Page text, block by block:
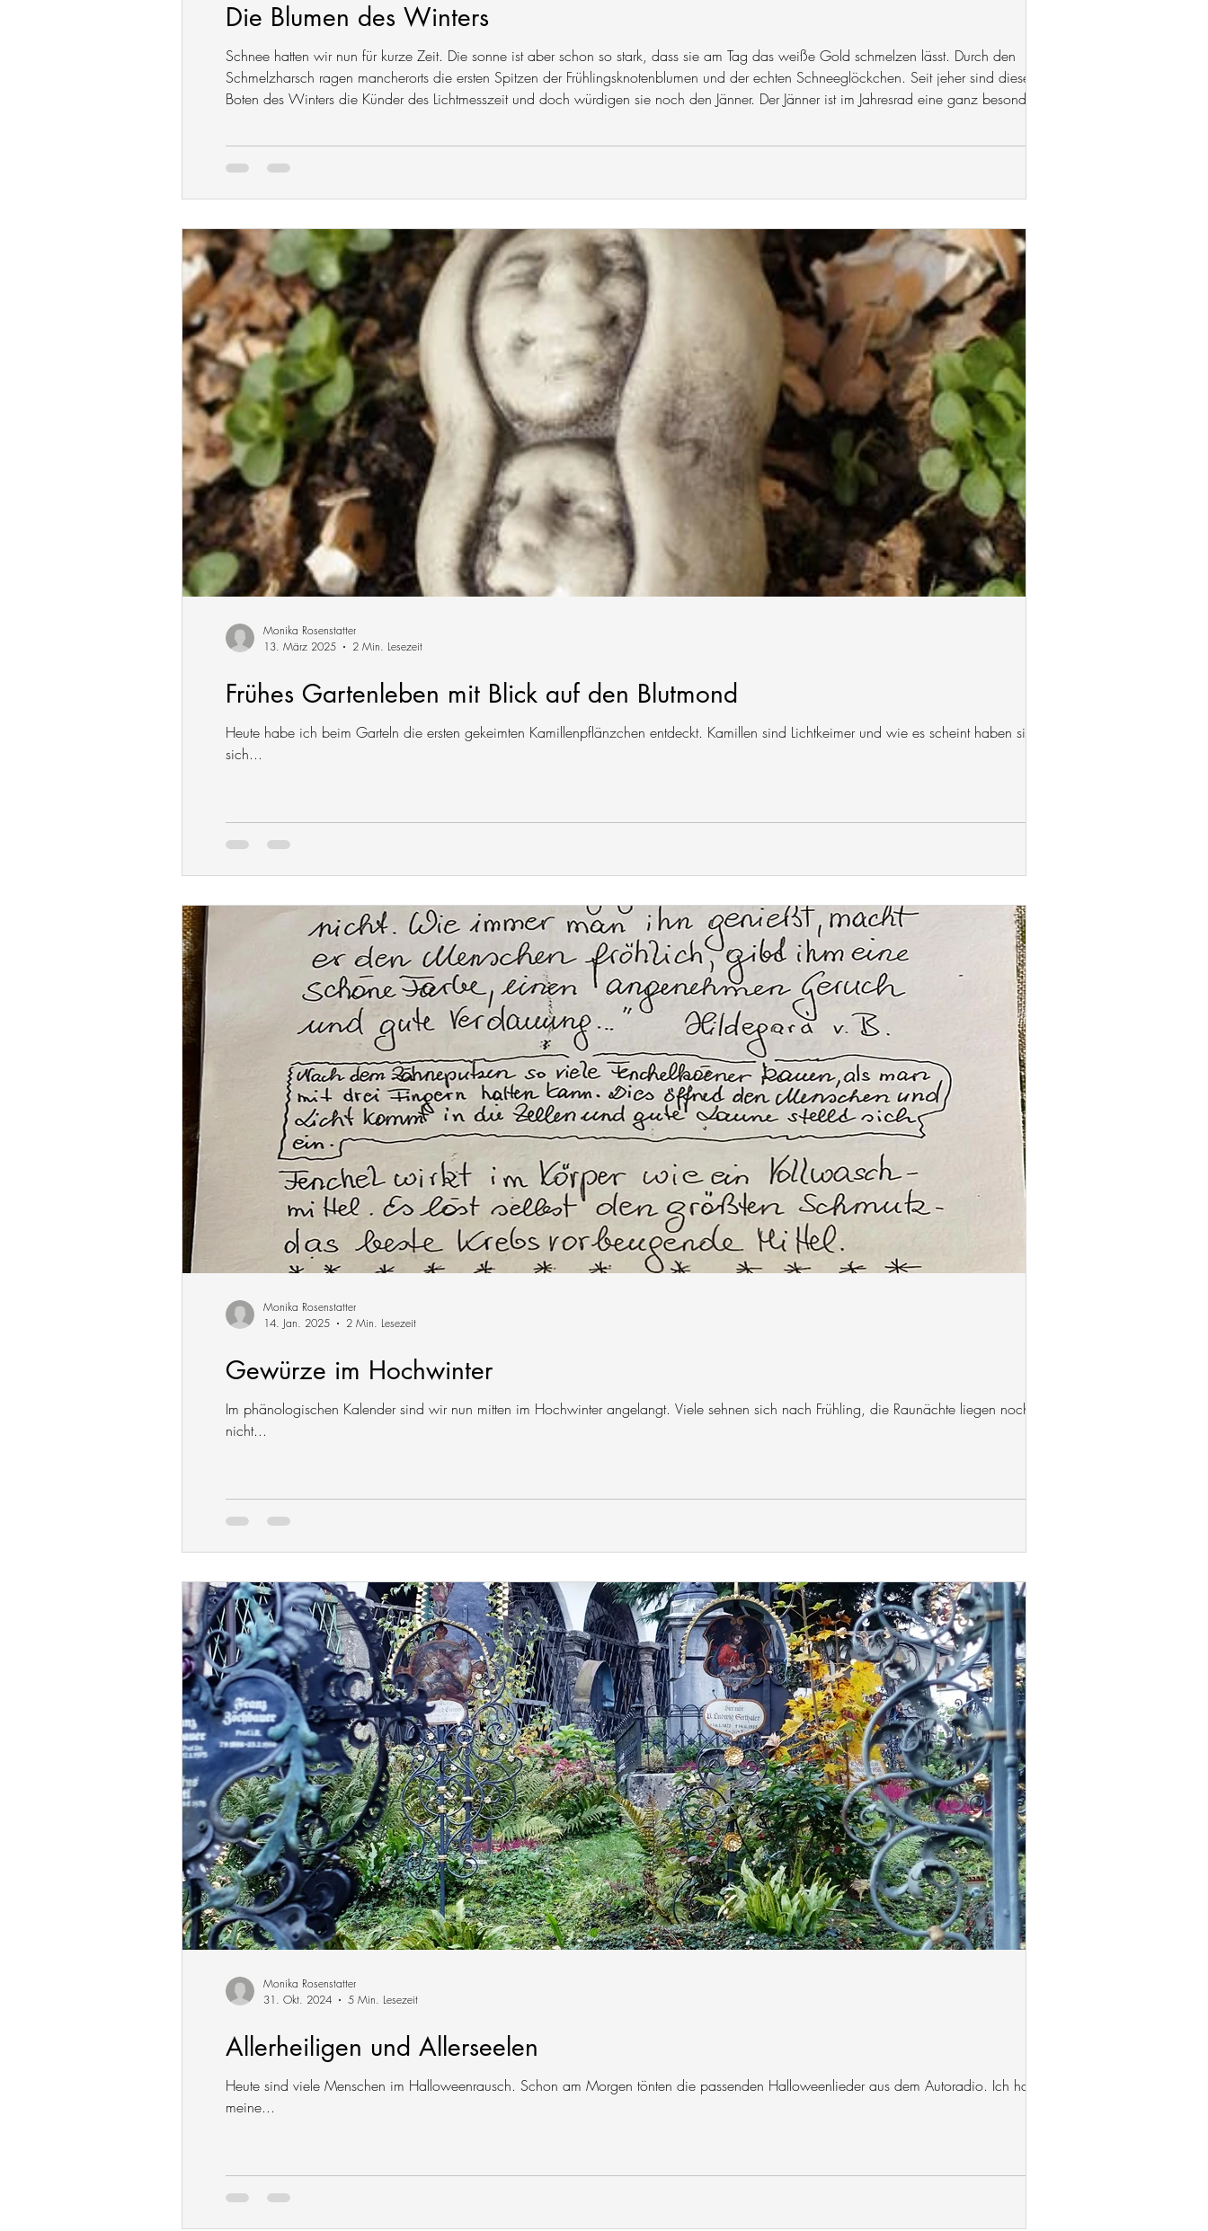
Die Blumen des Winters
Schnee hatten wir nun für kurze Zeit. Die sonne ist aber schon so stark, dass sie am Tag das weiße Gold schmelzen lässt. Durch den
Schmelzharsch ragen mancherorts die ersten Spitzen der Frühlingsknotenblumen und der echten Schneeglöckchen. Seit jeher sind diese zwei
Boten des Winters die Künder des Lichtmesszeit und doch würdigen sie noch den Jänner. Der Jänner ist im Jahresrad eine ganz besondere
Frühes Gartenleben mit Blick auf den Blutmond
Heute habe ich beim Garteln die ersten gekeimten Kamillenpflänzchen entdeckt. Kamillen sind Lichtkeimer und wie es scheint haben sie
sich...
Monika Rosenstatter
13. März 2025
2 Min. Lesezeit
Gewürze im Hochwinter
Im phänologischen Kalender sind wir nun mitten im Hochwinter angelangt. Viele sehnen sich nach Frühling, die Raunächte liegen noch
nicht...
Monika Rosenstatter
14. Jan. 2025
2 Min. Lesezeit
Allerheiligen und Allerseelen
Heute sind viele Menschen im Halloweenrausch. Schon am Morgen tönten die passenden Halloweenlieder aus dem Autoradio. Ich habe
meine...
Monika Rosenstatter
31. Okt. 2024
5 Min. Lesezeit